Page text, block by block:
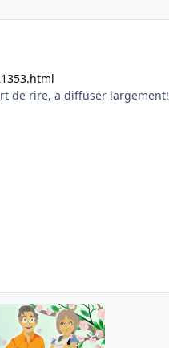
de rire, a diffuser largement!